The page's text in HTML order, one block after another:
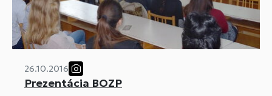
26.10.2016
Prezentácia BOZP